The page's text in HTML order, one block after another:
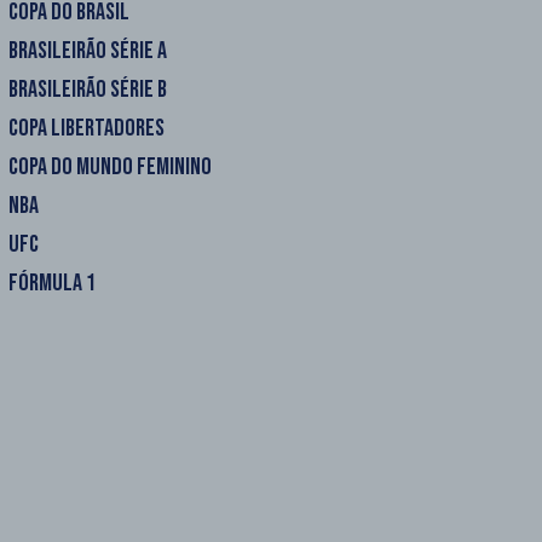
COPA DO BRASIL
BRASILEIRÃO SÉRIE A
BRASILEIRÃO SÉRIE B
COPA LIBERTADORES
COPA DO MUNDO FEMININO
NBA
UFC
FÓRMULA 1